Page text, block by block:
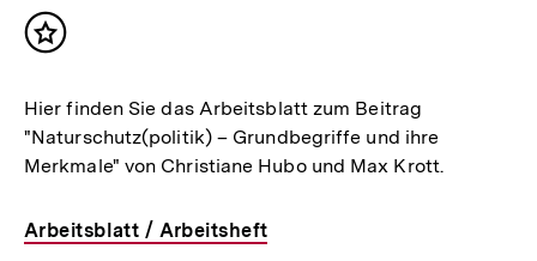
Inhalt
Hier finden Sie das Arbeitsblatt zum Beitrag
"Naturschutz(politik) – Grundbegriffe und ihre
Merkmale" von Christiane Hubo und Max Krott.
Arbeitsblatt / Arbeitsheft